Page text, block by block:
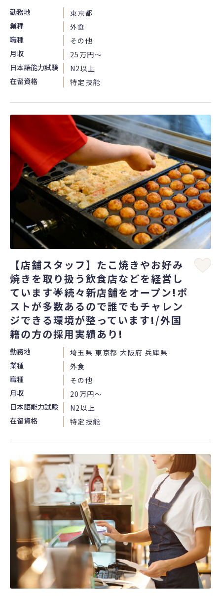
勤務地
東京都
業種
外食
職種
その他
月収
25万円〜
日本語能力試験
N2以上
在留資格
特定技能
【店舗スタッフ】たこ焼きやお好み
焼きを取り扱う飲食店などを経営し
ています🌟続々新店舗をオープン!ポ
ストが多数あるので誰でもチャレン
ジできる環境が整っています!/外国
籍の方の採用実績あり!
勤務地
埼玉県 東京都 大阪府 兵庫県
業種
外食
職種
その他
月収
20万円〜
日本語能力試験
N2以上
在留資格
特定技能